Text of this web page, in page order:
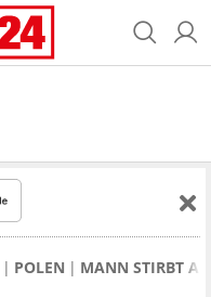
POLEN MANN STIRBT